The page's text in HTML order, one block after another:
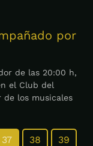
por
de las 20:00 h,
el Club del
de los musicales
37 38 39